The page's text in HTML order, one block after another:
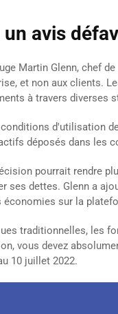
un avis
Martin Glenn, chef
et non aux clients.
à travers diverses
d'utilisation
déposés dans les
pourrait rendre
ses dettes. Glenn a
sur la
traditionnelles, les
vous devez
10 juillet 2022.